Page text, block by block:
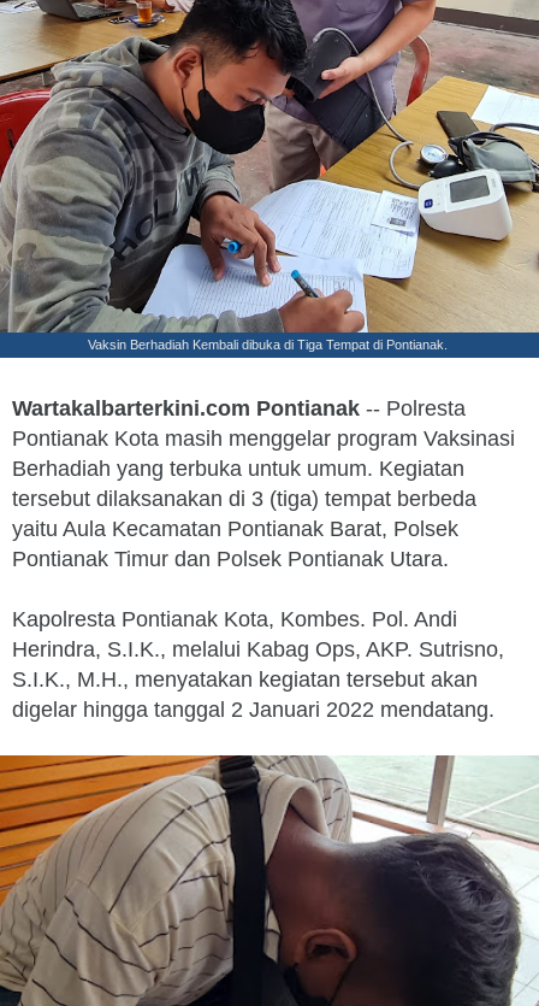
Vaksin Berhadiah Kembali dibuka di Tiga Tempat di Pontianak.
Wartakalbarterkini.com Pontianak -- Polresta
Pontianak Kota masih menggelar program Vaksinasi
Berhadiah yang terbuka untuk umum. Kegiatan
tersebut dilaksanakan di 3 (tiga) tempat berbeda
yaitu Aula Kecamatan Pontianak Barat, Polsek
Pontianak Timur dan Polsek Pontianak Utara.
Kapolresta Pontianak Kota, Kombes. Pol. Andi
Herindra, S.I.K., melalui Kabag Ops, AKP. Sutrisno,
S.I.K., M.H., menyatakan kegiatan tersebut akan
digelar hingga tanggal 2 Januari 2022 mendatang.